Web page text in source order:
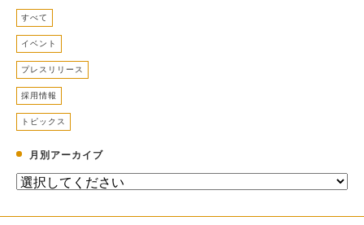
すべて
イベント
プレスリリース
採用情報
トピックス
月別アーカイブ